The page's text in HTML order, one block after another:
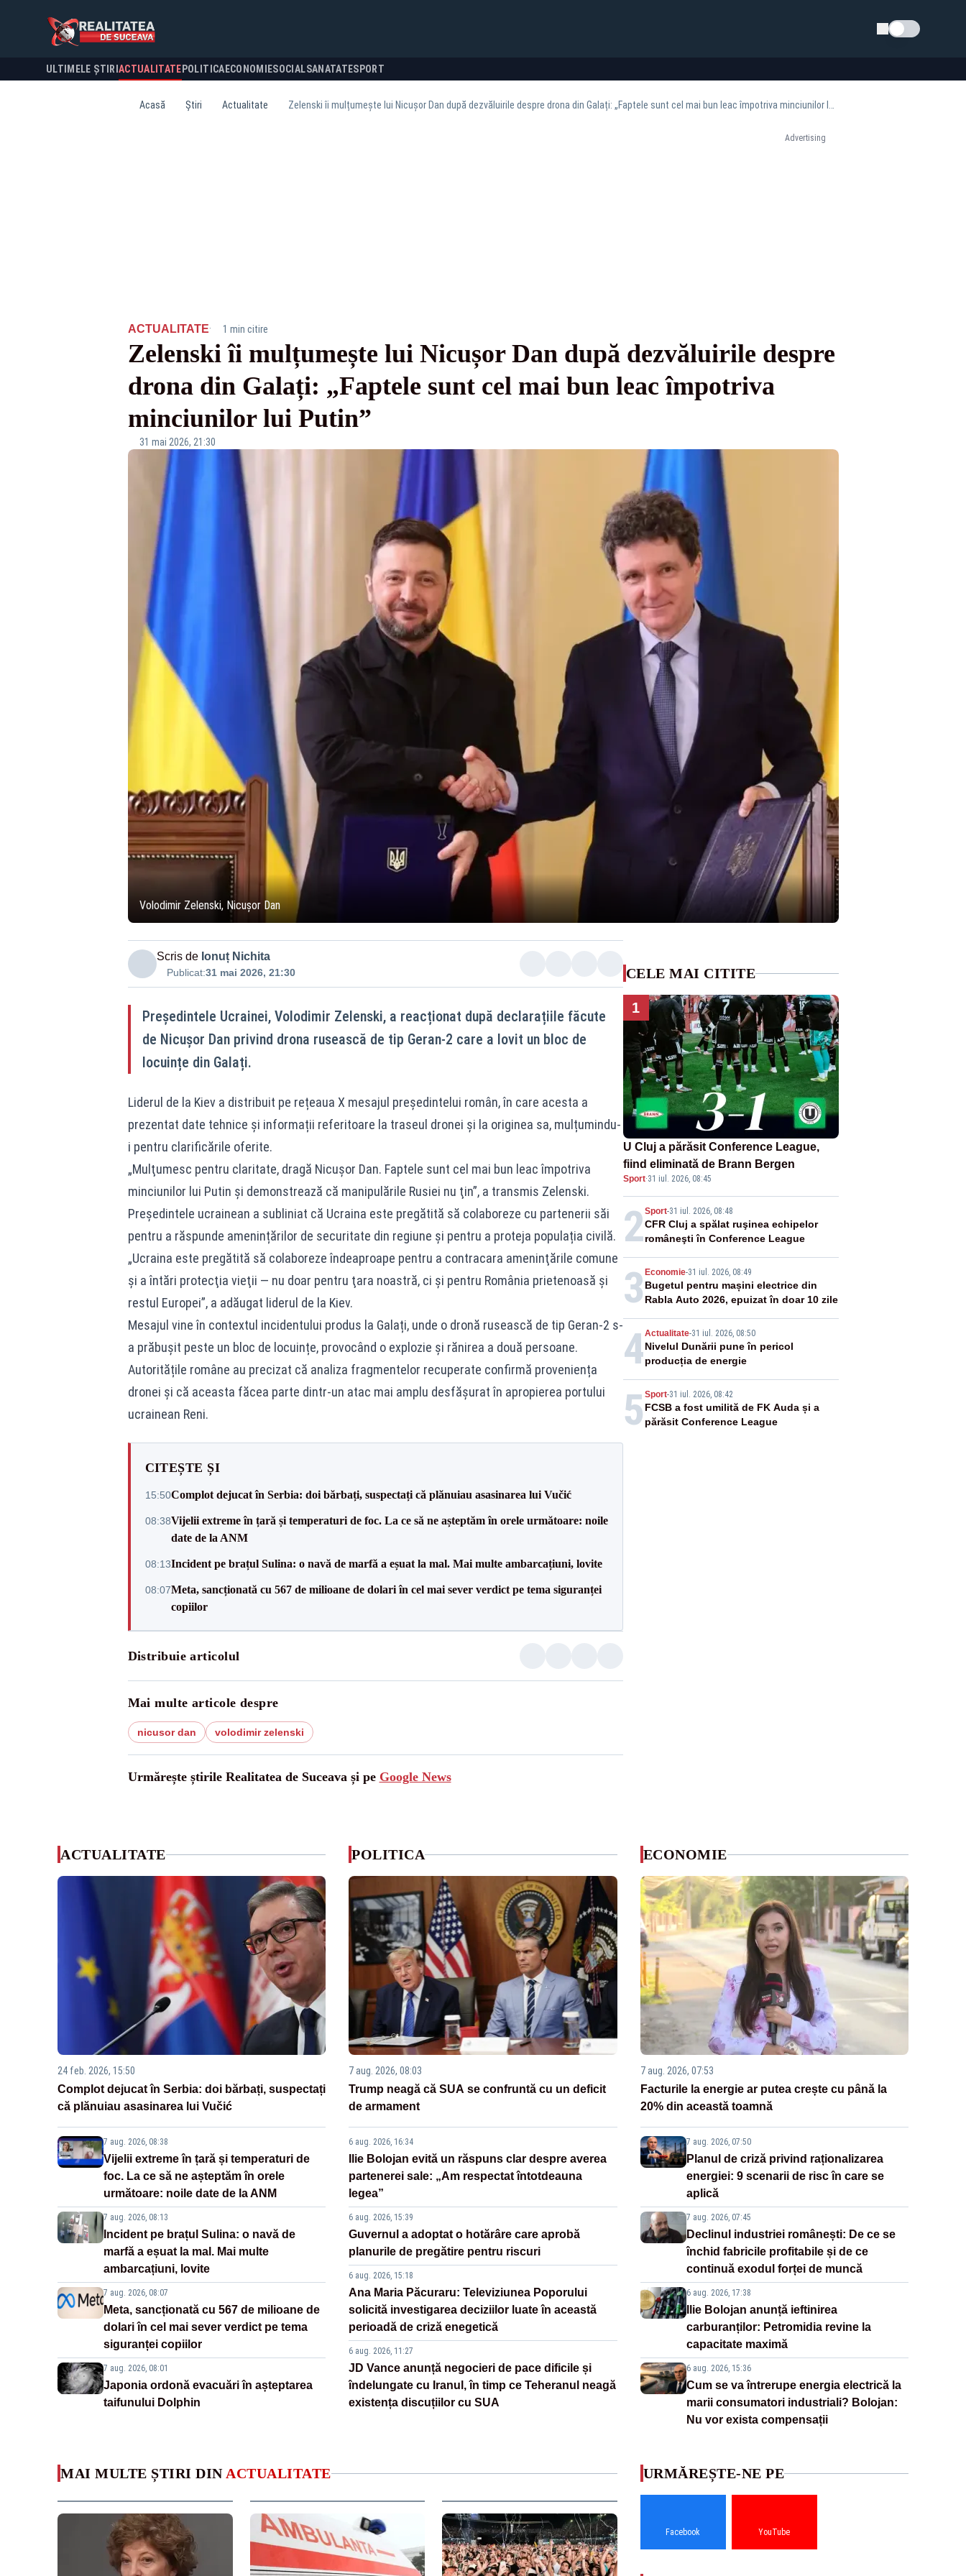
Schimba tema
ULTIMELE ȘTIRI ACTUALITATE POLITICA ECONOMIESOCIALSANATATESPORT
Acasă Știri Actualitate
Advertising
ACTUALITATE· 1 min citire
Zelenski îi mulțumește lui Nicușor Dan după dezvăluirile despre
drona din Galați: „Faptele sunt cel mai bun leac împotriva
minciunilor lui Putin”
31 mai 2026, 21:30
Volodimir Zelenski, Nicușor Dan
Scris de Ionuț Nichita
Publicat:31 mai 2026, 21:30
Președintele Ucrainei, Volodimir Zelenski, a reacționat după declarațiile făcute
de Nicușor Dan privind drona rusească de tip Geran-2 care a lovit un bloc de
locuințe din Galați.
Liderul de la Kiev a distribuit pe rețeaua X mesajul președintelui român, în care acesta a
prezentat date tehnice și informații referitoare la traseul dronei și la originea sa, mulțumindu-
i pentru clarificările oferite.
„Mulţumesc pentru claritate, dragă Nicuşor Dan. Faptele sunt cel mai bun leac împotriva
minciunilor lui Putin şi demonstrează că manipulările Rusiei nu ţin”, a transmis Zelenski.
Președintele ucrainean a subliniat că Ucraina este pregătită să colaboreze cu partenerii săi
pentru a răspunde amenințărilor de securitate din regiune și pentru a proteja populația civilă.
„Ucraina este pregătită să colaboreze îndeaproape pentru a contracara ameninţările comune
şi a întări protecţia vieţii — nu doar pentru ţara noastră, ci şi pentru România prietenoasă şi
restul Europei”, a adăugat liderul de la Kiev.
Mesajul vine în contextul incidentului produs la Galați, unde o dronă rusească de tip Geran-2 s-
a prăbușit peste un bloc de locuințe, provocând o explozie și rănirea a două persoane.
Autoritățile române au precizat că analiza fragmentelor recuperate confirmă proveniența
dronei și că aceasta făcea parte dintr-un atac mai amplu desfășurat în apropierea portului
ucrainean Reni.
CITEȘTE ȘI
15:50Complot dejucat în Serbia: doi bărbați, suspectați că plănuiau asasinarea lui Vučić
08:38Vijelii extreme în țară și temperaturi de foc. La ce să ne așteptăm în orele următoare: noile
date de la ANM
08:13Incident pe brațul Sulina: o navă de marfă a eșuat la mal. Mai multe ambarcațiuni, lovite
08:07Meta, sancționată cu 567 de milioane de dolari în cel mai sever verdict pe tema siguranței
copiilor
Distribuie articolul
Mai multe articole despre
nicusor dan volodimir zelenski
Urmărește știrile Realitatea de Suceava și pe Google News
CELE MAI CITITE
1
U Cluj a părăsit Conference League,
fiind eliminată de Brann Bergen
Sport·31 iul. 2026, 08:45
2Sport-31 iul. 2026, 08:48
CFR Cluj a spălat ruşinea echipelor
româneşti în Conference League
3 Economie-31 iul. 2026, 08:49
Bugetul pentru mașini electrice din
Rabla Auto 2026, epuizat în doar 10 zile
4Actualitate-31 iul. 2026, 08:50
Nivelul Dunării pune în pericol
producția de energie
5 Sport-31 iul. 2026, 08:42
FCSB a fost umilită de FK Auda și a
părăsit Conference League
ACTUALITATE
24 feb. 2026, 15:50
Complot dejucat în Serbia: doi bărbați, suspectați
că plănuiau asasinarea lui Vučić
7 aug. 2026, 08:38
Vijelii extreme în țară și temperaturi de
foc. La ce să ne așteptăm în orele
următoare: noile date de la ANM
7 aug. 2026, 08:13
Incident pe brațul Sulina: o navă de
marfă a eșuat la mal. Mai multe
ambarcațiuni, lovite
7 aug. 2026, 08:07
Meta, sancționată cu 567 de milioane de
dolari în cel mai sever verdict pe tema
siguranței copiilor
7 aug. 2026, 08:01
Japonia ordonă evacuări în așteptarea
taifunului Dolphin
POLITICA
7 aug. 2026, 08:03
Trump neagă că SUA se confruntă cu un deficit
de armament
6 aug. 2026, 16:34
Ilie Bolojan evită un răspuns clar despre averea
partenerei sale: „Am respectat întotdeauna
legea”
6 aug. 2026, 15:39
Guvernul a adoptat o hotărâre care aprobă
planurile de pregătire pentru riscuri
6 aug. 2026, 15:18
Ana Maria Păcuraru: Televiziunea Poporului
solicită investigarea deciziilor luate în această
perioadă de criză enegetică
6 aug. 2026, 11:27
JD Vance anunță negocieri de pace dificile și
îndelungate cu Iranul, în timp ce Teheranul neagă
existența discuțiilor cu SUA
ECONOMIE
7 aug. 2026, 07:53
Facturile la energie ar putea crește cu până la
20% din această toamnă
7 aug. 2026, 07:50
Planul de criză privind raționalizarea
energiei: 9 scenarii de risc în care se
aplică
7 aug. 2026, 07:45
Declinul industriei românești: De ce se
închid fabricile profitabile și de ce
continuă exodul forței de muncă
6 aug. 2026, 17:38
Ilie Bolojan anunță ieftinirea
carburanților: Petromidia revine la
capacitate maximă
6 aug. 2026, 15:36
Cum se va întrerupe energia electrică la
marii consumatori industriali? Bolojan:
Nu vor exista compensații
MAI MULTE ȘTIRI DIN ACTUALITATE URMĂREȘTE-NE PE
Facebook YouTube